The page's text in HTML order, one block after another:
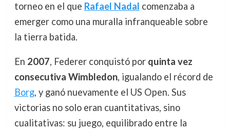
torneo en el que Rafael Nadal comenzaba a
emerger como una muralla infranqueable sobre
la tierra batida.
En 2007, Federer conquistó por quinta vez
consecutiva Wimbledon, igualando el récord de
Borg, y ganó nuevamente el US Open. Sus
victorias no solo eran cuantitativas, sino
cualitativas: su juego, equilibrado entre la